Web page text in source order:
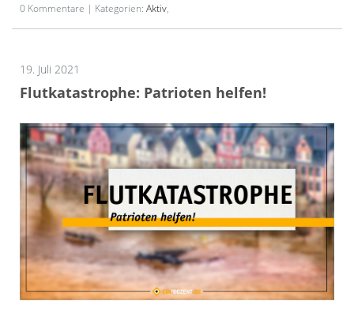
0 Kommentare | Kategorien: Aktiv,
19. Juli 2021
Flutkatastrophe: Patrioten helfen!